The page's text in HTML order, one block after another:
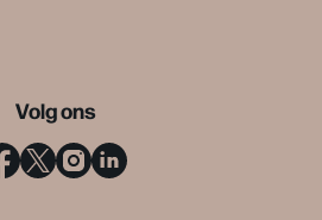
Volg ons